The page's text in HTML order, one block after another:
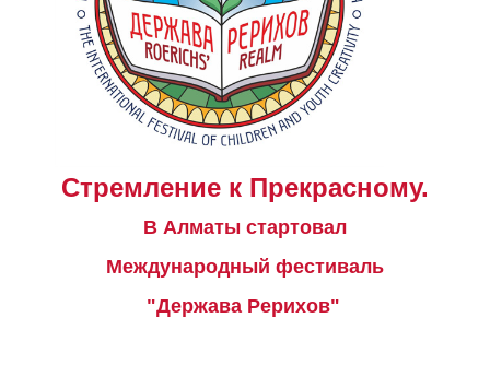
Стремление к Прекрасному.
В Алматы стартовал
Международный фестиваль
"Держава Рерихов"